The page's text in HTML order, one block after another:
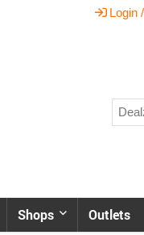
Login
Shops Outlets